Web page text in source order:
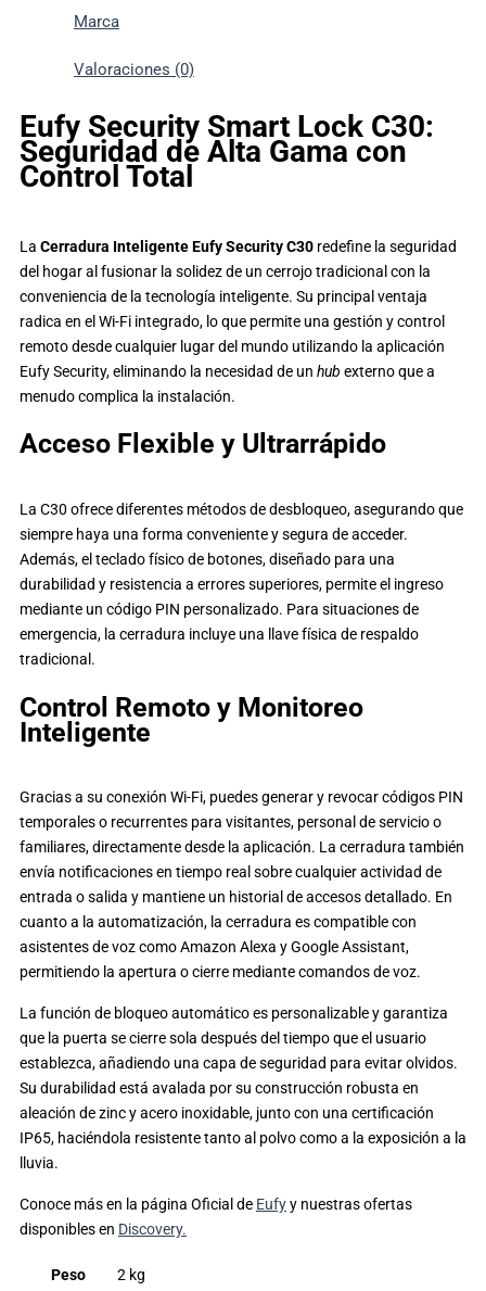
Marca
Valoraciones (0)
Eufy Security Smart Lock C30:
Seguridad de Alta Gama con
Control Total
La Cerradura Inteligente Eufy Security C30 redefine la seguridad
del hogar al fusionar la solidez de un cerrojo tradicional con la
conveniencia de la tecnología inteligente. Su principal ventaja
radica en el Wi-Fi integrado, lo que permite una gestión y control
remoto desde cualquier lugar del mundo utilizando la aplicación
Eufy Security, eliminando la necesidad de un hub externo que a
menudo complica la instalación.
Acceso Flexible y Ultrarrápido
La C30 ofrece diferentes métodos de desbloqueo, asegurando que
siempre haya una forma conveniente y segura de acceder.
Además, el teclado físico de botones, diseñado para una
durabilidad y resistencia a errores superiores, permite el ingreso
mediante un código PIN personalizado. Para situaciones de
emergencia, la cerradura incluye una llave física de respaldo
tradicional.
Control Remoto y Monitoreo
Inteligente
Gracias a su conexión Wi-Fi, puedes generar y revocar códigos PIN
temporales o recurrentes para visitantes, personal de servicio o
familiares, directamente desde la aplicación. La cerradura también
envía notificaciones en tiempo real sobre cualquier actividad de
entrada o salida y mantiene un historial de accesos detallado. En
cuanto a la automatización, la cerradura es compatible con
asistentes de voz como Amazon Alexa y Google Assistant,
permitiendo la apertura o cierre mediante comandos de voz.
La función de bloqueo automático es personalizable y garantiza
que la puerta se cierre sola después del tiempo que el usuario
establezca, añadiendo una capa de seguridad para evitar olvidos.
Su durabilidad está avalada por su construcción robusta en
aleación de zinc y acero inoxidable, junto con una certificación
IP65, haciéndola resistente tanto al polvo como a la exposición a la
lluvia.
Conoce más en la página Oficial de Eufyy nuestras ofertas
disponibles en Discovery.
Peso 2 kg